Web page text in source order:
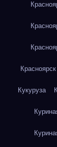
Красноярск
Кукуруза